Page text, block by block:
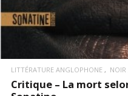
LITTÉRATURE ANGLOPHONE NOIR
Critique – La mort